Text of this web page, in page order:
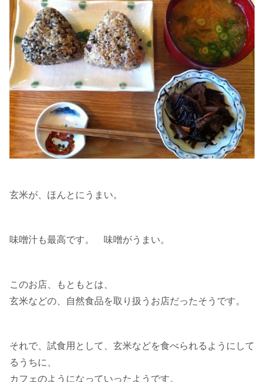
玄米が、ほんとにうまい。
味噌汁も最高です。 味噌がうまい。
このお店、もともとは、
玄米などの、自然食品を取り扱うお店だったそうです。
それで、試食用として、玄米などを食べられるようにして
るうちに、
カフェのようになっていったようです。